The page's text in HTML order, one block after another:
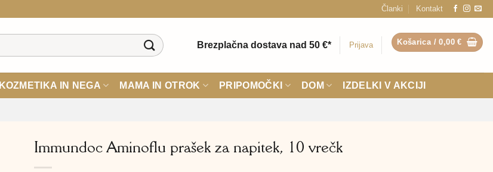
Članki Kontakt
Brezplačna dostava nad 50 €* Prijava Košarica /0,00€
KOZMETIKA IN NEGA MAMA IN OTROK PRIPOMOČKI DOM IZDELKI V AKCIJI
Immundoc Aminoflu prašek za napitek, 10 vrečk